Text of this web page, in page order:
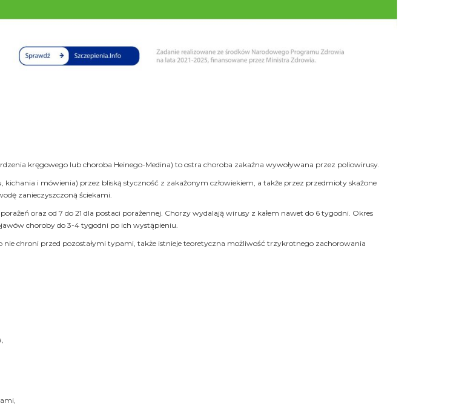
kręgowego lub choroba Heinego-Medina) to ostra choroba zakaźna wywoływana przez poliowirusy.
i mówienia) przez bliską styczność z zakażonym człowiekiem, a także przez przedmioty skażone
zanieczyszczoną ściekami.
oraz od 7 do 21 dla postaci porażennej. Chorzy wydalają wirusy z kałem nawet do 6 tygodni. Okres
choroby do 3-4 tygodni po ich wystąpieniu.
chroni przed pozostałymi typami, także istnieje teoretyczna możliwość trzykrotnego zachorowania